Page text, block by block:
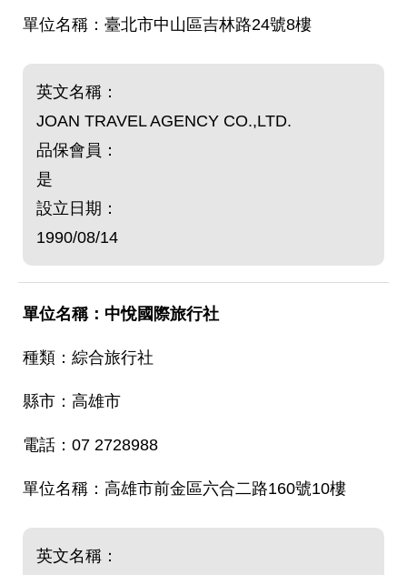
臺北市中山區吉林路24號8樓
英文名稱：
JOAN TRAVEL AGENCY CO.,LTD.
品保會員：
是
設立日期：
1990/08/14
中悅國際旅行社
綜合旅行社
高雄市
07 2728988
高雄市前金區六合二路160號10樓
英文名稱：